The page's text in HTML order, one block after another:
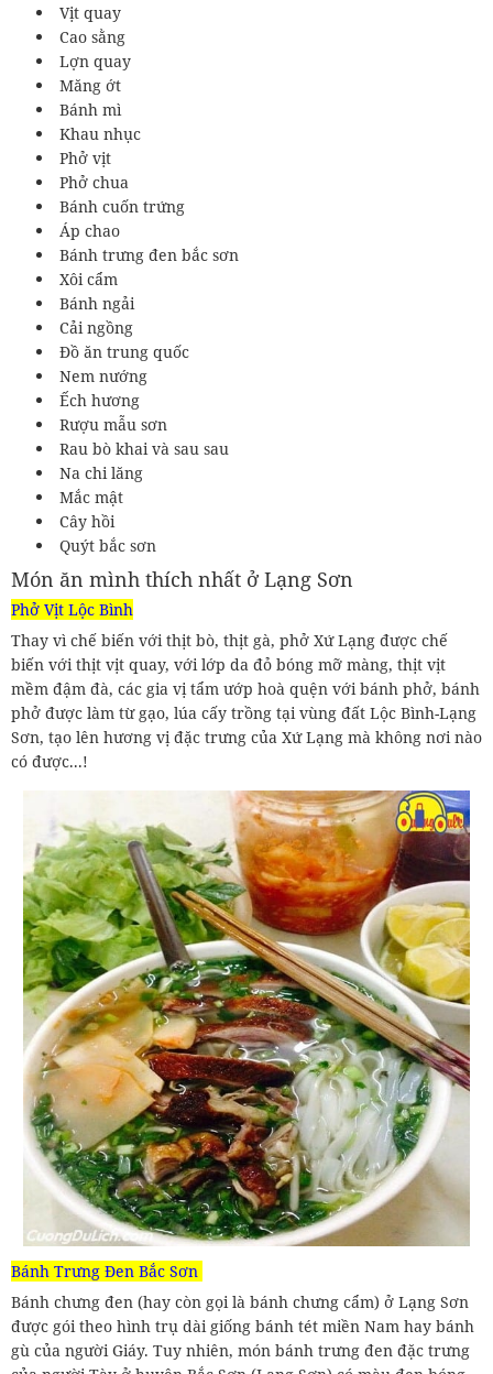
Vịt quay
Cao sằng
Lợn quay
Măng ớt
Bánh mì
Khau nhục
Phở vịt
Phở chua
Bánh cuốn trứng
Áp chao
Bánh trưng đen bắc sơn
Xôi cẩm
Bánh ngải
Cải ngồng
Đồ ăn trung quốc
Nem nướng
Ếch hương
Rượu mẫu sơn
Rau bò khai và sau sau
Na chi lăng
Mắc mật
Cây hồi
Quýt bắc sơn
Món ăn mình thích nhất ở Lạng Sơn
Phở Vịt Lộc Bình
Thay vì chế biến với thịt bò, thịt gà, phở Xứ Lạng được chế
biến với thịt vịt quay, với lớp da đỏ bóng mỡ màng, thịt vịt
mềm đậm đà, các gia vị tẩm ướp hoà quện với bánh phở, bánh
phở được làm từ gạo, lúa cấy trồng tại vùng đất Lộc Bình-Lạng
Sơn, tạo lên hương vị đặc trưng của Xứ Lạng mà không nơi nào
có được...!
Bánh Trưng Đen Bắc Sơn
Bánh chưng đen (hay còn gọi là bánh chưng cẩm) ở Lạng Sơn
được gói theo hình trụ dài giống bánh tét miền Nam hay bánh
gù của người Giáy. Tuy nhiên, món bánh trưng đen đặc trưng